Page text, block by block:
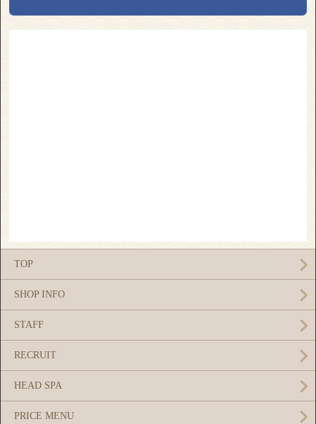
TOP
SHOP INFO
STAFF
RECRUIT
HEAD SPA
PRICE MENU